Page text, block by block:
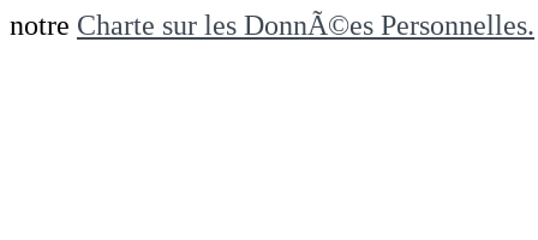
notre Charte sur les DonnÃ©es Personnelles.